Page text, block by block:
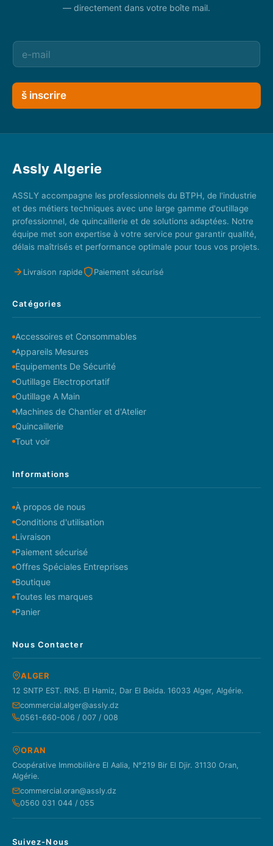
— directement dans votre boîte mail.
š inscrire
Assly Algerie
ASSLY accompagne les professionnels du BTPH, de l'industrie
et des métiers techniques avec une large gamme d'outillage
professionnel, de quincaillerie et de solutions adaptées. Notre
équipe met son expertise à votre service pour garantir qualité,
délais maîtrisés et performance optimale pour tous vos projets.
Livraison rapide Paiement sécurisé
Catégories
Accessoires et Consommables
Appareils Mesures
Equipements De Sécurité
Outillage Electroportatif
Outillage A Main
Machines de Chantier et d'Atelier
Quincaillerie
Tout voir
Informations
À propos de nous
Conditions d'utilisation
Livraison
Paiement sécurisé
Offres Spéciales Entreprises
Boutique
Toutes les marques
Panier
Nous Contacter
ALGER
12 SNTP EST. RN5. El Hamiz, Dar El Beida. 16033 Alger, Algérie.
commercial.alger@assly.dz
0561-660-006 / 007 / 008
ORAN
Coopérative Immobilière El Aalia, N°219 Bir El Djir. 31130 Oran,
Algérie.
commercial.oran@assly.dz
0560 031 044 / 055
Suivez-Nous